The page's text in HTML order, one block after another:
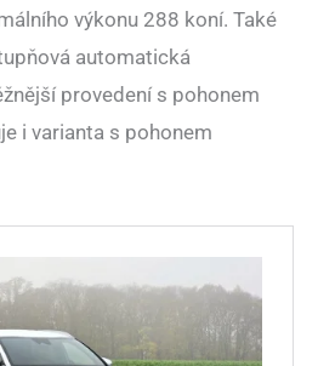
výkonu 288 koní. Také
automatická
provedení s pohonem
i varianta s pohonem